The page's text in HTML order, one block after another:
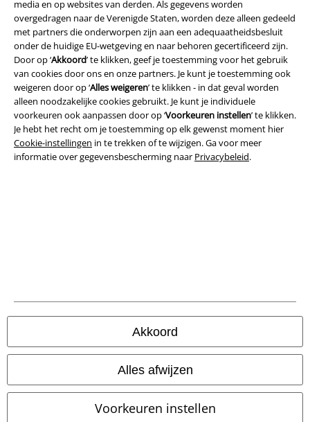
media en op websites van derden. Als gegevens worden
overgedragen naar de Verenigde Staten, worden deze alleen gedeeld
met partners die onderworpen zijn aan een adequaatheidsbesluit
onder de huidige EU-wetgeving en naar behoren gecertificeerd zijn.
Door op ‘Akkoord’ te klikken, geef je toestemming voor het gebruik
van cookies door ons en onze partners. Je kunt je toestemming ook
weigeren door op ‘Alles weigeren’ te klikken - in dat geval worden
alleen noodzakelijke cookies gebruikt. Je kunt je individuele
voorkeuren ook aanpassen door op ‘Voorkeuren instellen’ te klikken.
Je hebt het recht om je toestemming op elk gewenst moment hier
Cookie-instellingen in te trekken of te wijzigen. Ga voor meer
informatie over gegevensbescherming naar Privacybeleid.
Akkoord
Alles afwijzen
Voorkeuren instellen
Legal
Algemene Voorwaarden
Bedrijfsgegevens
Annuleer bestelling
wettelijke BTW
© 1986-2026 Large Popmerchandising B.V.